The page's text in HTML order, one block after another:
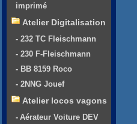
imprimé
Atelier Digitalisation
- 232 TC Fleischmann
- 230 F-Fleischmann
- BB 8159 Roco
- 2NNG Jouef
Atelier locos vagons
- Aérateur Voiture DEV